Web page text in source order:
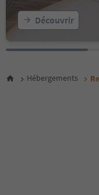
Découvrir
Hébergements